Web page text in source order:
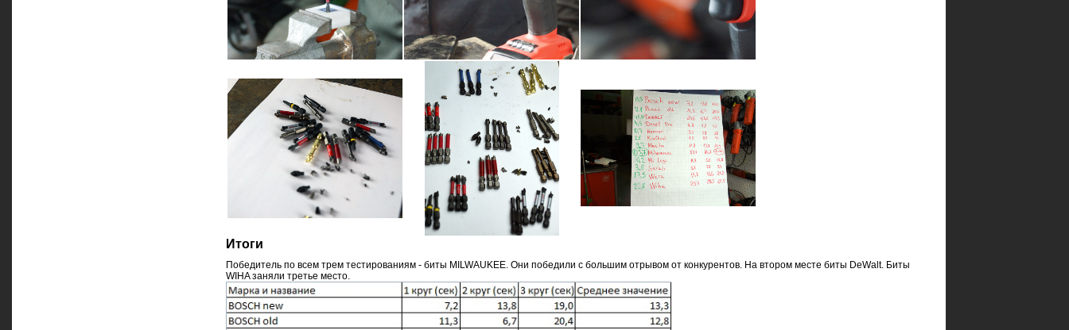
Итоги
Победитель по всем трем тестированиям - биты MILWAUKEE. Они победили с большим отрывом от конкурентов. На втором месте биты DeWalt. Биты
WIHA заняли третье место.